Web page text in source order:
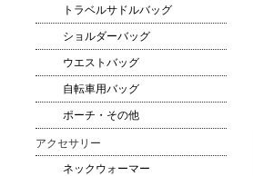
トラベルサドルバッグ
ショルダーバッグ
ウエストバッグ
自転車用バッグ
ポーチ・その他
アクセサリー
ネックウォーマー